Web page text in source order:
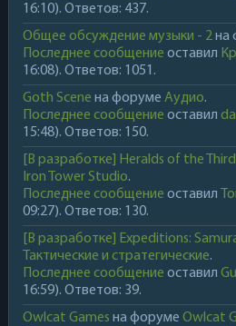
16:10). Ответов: 437.
Общее обсуждение музыки - 2на
Последнее сообщение оставил
16:08). Ответов: 1051.
Goth Scene на форуме Аудио.
Последнее сообщение оставил
15:48). Ответов: 150.
[В разработке] Heralds of the
Iron Tower Studio.
Последнее сообщение оставил
09:27). Ответов: 130.
[В разработке] Expeditions:
Тактические и стратегические.
Последнее сообщение оставил
16:59). Ответов: 39.
Owlcat Games на форуме Owlcat